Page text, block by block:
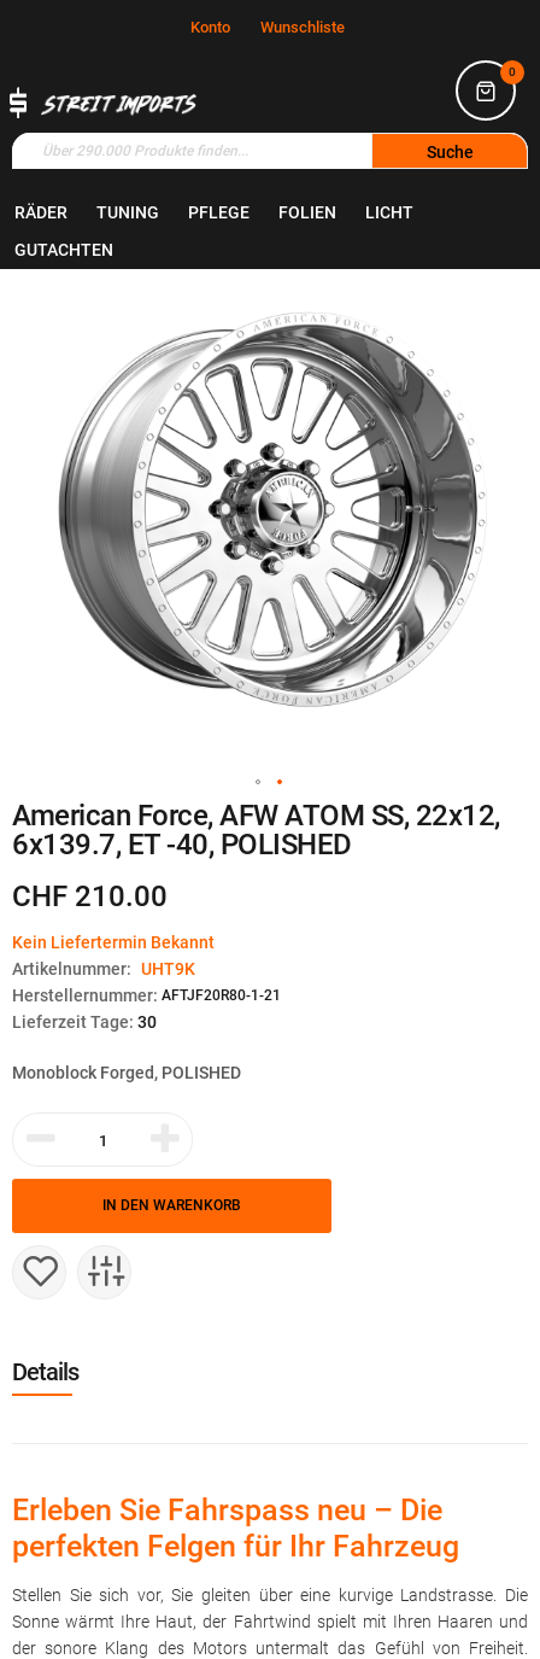
Konto Wunschliste
0
Suche
RÄDER TUNING PFLEGE FOLIEN
LICHT
GUTACHTEN
Zum
Ende
Zum
Anfang
der
Bildgalerie
American Force, AFW ATOM SS, 22x12,
6x139.7, ET -40, POLISHED
CHF 210.00
Kein Liefertermin Bekannt
Artikelnummer: UHT9K
Herstellernummer: AFTJF20R80-1-21
Lieferzeit Tage: 30
Monoblock Forged, POLISHED
IN DEN WARENKORB
Details
Erleben Sie Fahrspass neu – Die
perfekten Felgen für Ihr Fahrzeug
Stellen Sie sich vor, Sie gleiten über eine kurvige Landstrasse. Die
Sonne wärmt Ihre Haut, der Fahrtwind spielt mit Ihren Haaren und
der sonore Klang des Motors untermalt das Gefühl von Freiheit.